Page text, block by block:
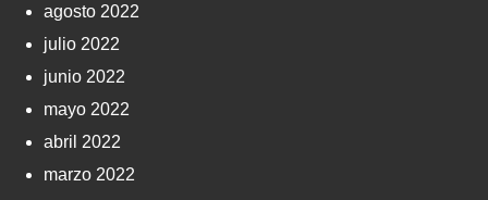
agosto 2022
julio 2022
junio 2022
mayo 2022
abril 2022
marzo 2022